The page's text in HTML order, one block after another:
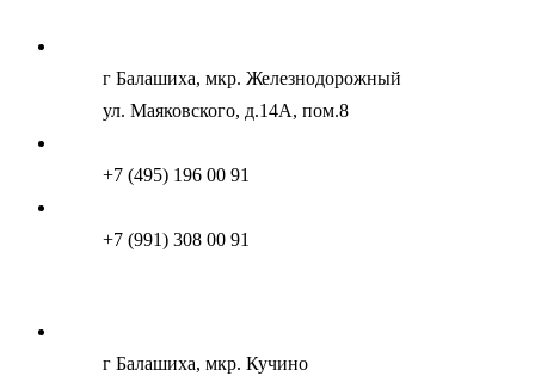
г Балашиха, мкр. Железнодорожный
ул. Маяковского, д.14А, пом.8
+7 (495) 196 00 91
+7 (991) 308 00 91
г Балашиха, мкр. Кучино